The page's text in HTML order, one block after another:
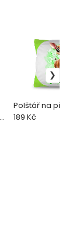
Polštář na
189 Kč